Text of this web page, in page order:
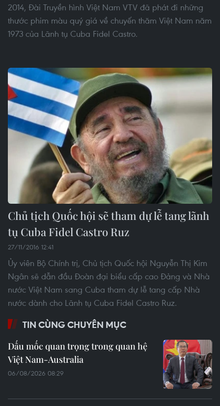
2014, Đài Truyền hình Việt Nam VTV đã phát đi những
thước phim màu quý giá về chuyến thăm Việt Nam năm
1973 của Lãnh tụ Cuba Fidel Castro.
Chủ tịch Quốc hội sẽ tham dự lễ tang lãnh
tụ Cuba Fidel Castro Ruz
27/11/2016 12:41
Ủy viên Bộ Chính trị, Chủ tịch Quốc hội Nguyễn Thị Kim
Ngân sẽ dẫn đầu Đoàn đại biểu cấp cao Đảng và Nhà
nước Việt Nam sang Cuba tham dự lễ tang cấp Nhà
nước dành cho Lãnh tụ Cuba Fidel Castro Ruz.
TIN CÙNG CHUYÊN MỤC
Dấu mốc quan trọng trong quan hệ
Việt Nam-Australia
06/08/2026 08:29